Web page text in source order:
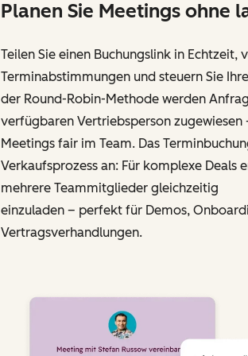
Planen Sie Meetings ohne
Teilen Sie einen Buchungslink in Echtzeit,
Terminabstimmungen und steuern Sie
der Round-Robin-Methode werden
verfügbaren Vertriebs­person zugewiesen
Meetings fair im Team. Das
Verkaufsprozess an: Für komplexe Deals
mehrere Teammitglieder gleichzeitig
einzuladen – perfekt für Demos,
Vertragsverhandlungen.